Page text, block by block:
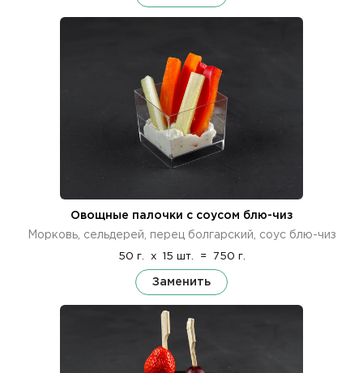
Овощные палочки с соусом блю-чиз
Морковь, сельдерей, перец болгарский, соус блю-чиз
50 г. x 15 шт. = 750 г.
Заменить